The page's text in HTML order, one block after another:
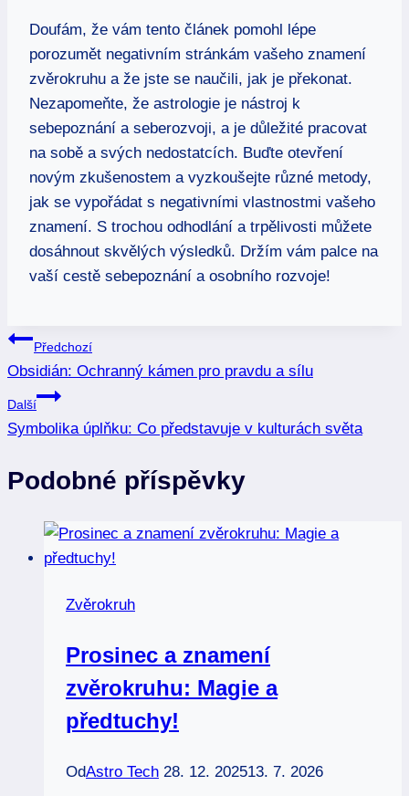
Doufám,‌ že vám tento článek ⁤pomohl lépe
porozumět negativním stránkám⁣ vašeho znamení
zvěrokruhu a že jste ‌se naučili, jak je ‌překonat.
Nezapomeňte, že astrologie je nástroj k‌
sebepoznání a seberozvoji, a je důležité pracovat
na sobě a⁢ svých nedostatcích. Buďte otevření
novým zkušenostem a vyzkoušejte různé metody,
jak se vypořádat s negativními vlastnostmi vašeho
znamení. S trochou odhodlání a trpělivosti můžete
dosáhnout skvělých výsledků. Držím vám palce na
vaší cestě sebepoznání a osobního rozvoje!
Navigace
pro
příspěvek
Předchozí
Obsidián: Ochranný kámen pro pravdu a sílu
Další
Symbolika úplňku: Co představuje v kulturách světa
Podobné příspěvky
Zvěrokruh
Prosinec a znamení
zvěrokruhu: Magie a
předtuchy!
OdAstro Tech 28. 12. 202513. 7. 2026